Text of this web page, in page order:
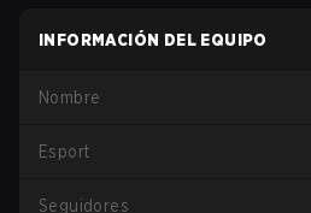
INFORMACIÓN DEL EQUIPO
Nombre
Esport
Seguidores